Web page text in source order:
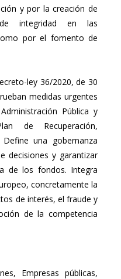
y por la creación de
integridad en las
por el fomento de
ley 36/2020, de 30
medidas urgentes
Pública y
de Recuperación,
una gobernanza
decisiones y garantizar
de los fondos. Integra
concretamente la
de interés, el fraude y
de la competencia
Empresas públicas,